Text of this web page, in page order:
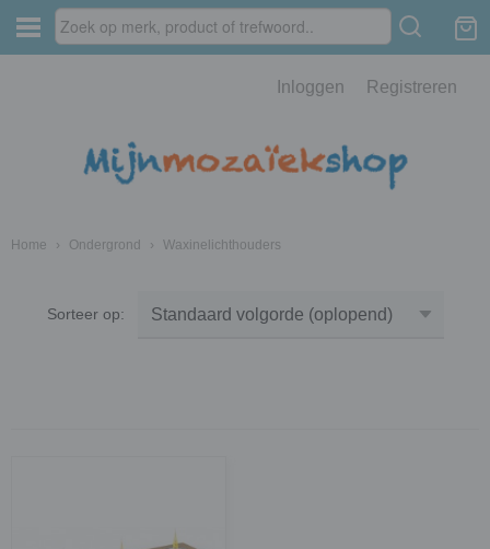
Inloggen Registreren
Home › Ondergrond › Waxinelichthouders
Sorteer op: